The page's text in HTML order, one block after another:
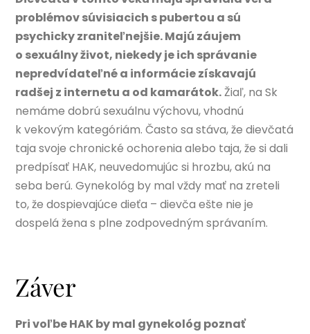
problémov súvisiacich s pubertou a sú
psychicky zraniteľnejšie. Majú záujem
o sexuálny život, niekedy je ich správanie
nepredvídateľné a informácie získavajú
radšej z internetu a od kamarátok.Žiaľ, na Sk
nemáme dobrú sexuálnu výchovu, vhodnú
k vekovým kategóriám. Často sa stáva, že dievčatá
taja svoje chronické ochorenia alebo taja, že si dali
predpísať HAK, neuvedomujúc si hrozbu, akú na
seba berú. Gynekológ by mal vždy mať na zreteli
to, že dospievajúce dieťa – dievča ešte nie je
dospelá žena s plne zodpovedným správaním.
Záver
Pri voľbe HAK by mal gynekológ poznať